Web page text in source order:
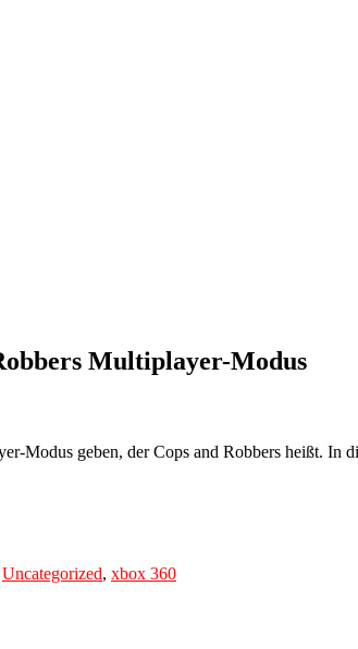
Multiplayer-Modus
Modus geben, der Cops and Robbers heißt. In
Uncategorized, xbox 360